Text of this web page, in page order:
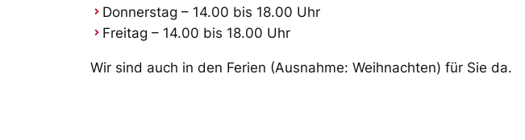
Donnerstag – 14.00 bis 18.00 Uhr
Freitag – 14.00 bis 18.00 Uhr
Wir sind auch in den Ferien (Ausnahme: Weihnachten) für Sie da.